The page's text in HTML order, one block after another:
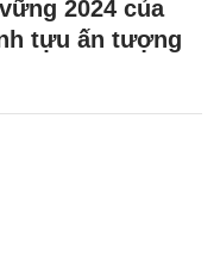
2024 của
tựu ấn tượng